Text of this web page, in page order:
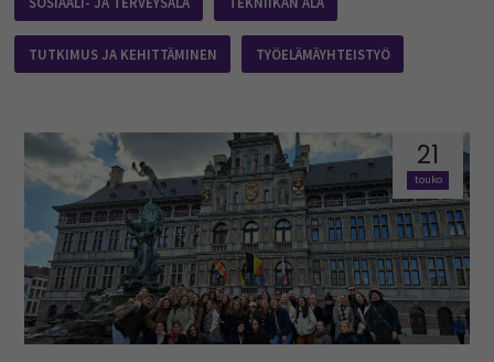
TUTKIMUS JA KEHITTÄMINEN TYÖELÄMÄYHTEISTYÖ
21
touko